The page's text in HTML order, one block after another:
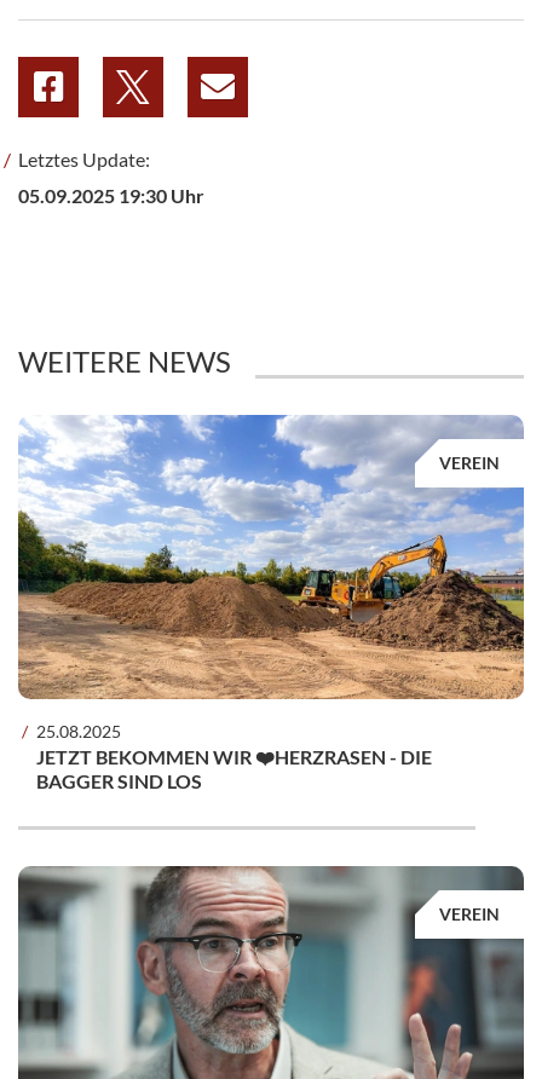
Letztes Update:
05.09.2025 19:30 Uhr
WEITERE NEWS
VEREIN
25.08.2025
JETZT BEKOMMEN WIR ❤️HERZRASEN - DIE
BAGGER SIND LOS
VEREIN